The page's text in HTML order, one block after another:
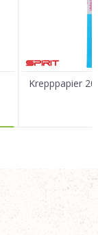
Krepppapier